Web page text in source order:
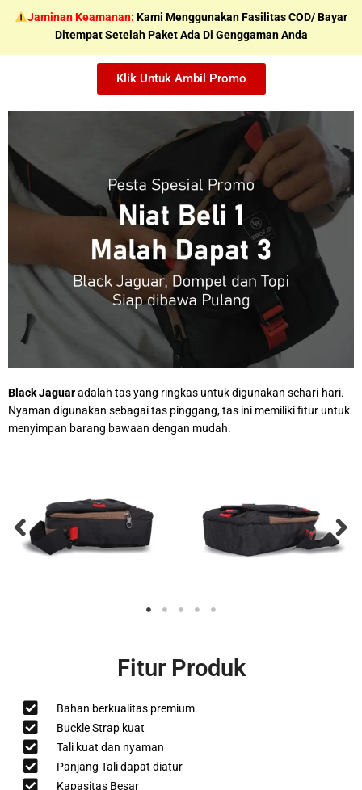
Jaminan Keamanan: Kami Menggunakan Fasilitas COD/ Bayar
Ditempat Setelah Paket Ada Di Genggaman Anda
Klik Untuk Ambil Promo
Black Jaguaradalah tas yang ringkas untuk digunakan sehari-hari.
Nyaman digunakan sebagai tas pinggang, tas ini memiliki fitur untuk
menyimpan barang bawaan dengan mudah.
Fitur Produk
Bahan berkualitas premium
Buckle Strap kuat
Tali kuat dan nyaman
Panjang Tali dapat diatur
Kapasitas Besar